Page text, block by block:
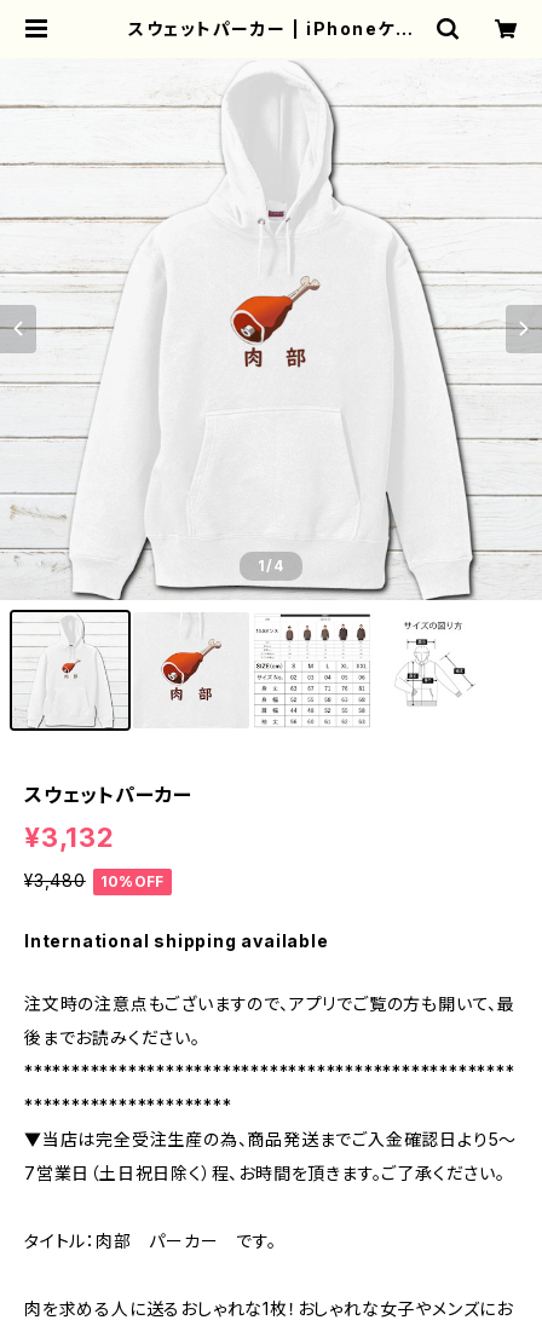
スウェットパーカー | iPhoneケー
ラストレーター/グッズ/人気/後払い/
通販｜雑貨屋アリうさ
1/4
スウェットパーカー
¥3,132
¥3,480 10%OFF
International shipping available
注文時の注意点もございますので、アプリでご覧の方も開いて、最
後までお読みください。
****************************************************
**********************
▼当店は完全受注生産の為、商品発送までご入金確認日より5〜
7営業日（土日祝日除く）程、お時間を頂きます。ご了承ください。
タイトル：肉部 パーカー です。
肉を求める人に送るおしゃれな1枚！おしゃれな女子やメンズにお